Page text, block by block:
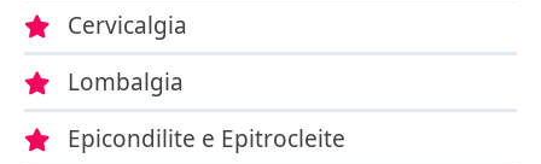
Cervicalgia
Lombalgia
Epicondilite e Epitrocleite